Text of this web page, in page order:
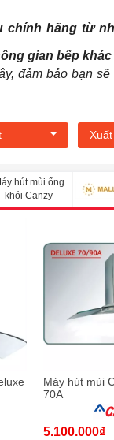
hãng từ
gian bếp khác
đảm bảo bạn
hút mùi ống
khói Canzy
Máy hút mùi
70A
5.100.000₫